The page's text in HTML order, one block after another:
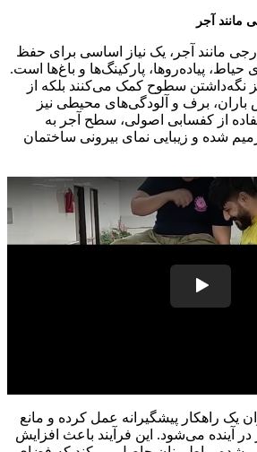
آجر
مانند آجر، یک نیاز اساسی برای حفظ
پیاده‌روها، پارکینگ‌ها و باغ‌ها است.
نگه‌داشتن سطوح کمک می‌کنند بلکه از
برف و آلودگی‌های محیطی نیز
از کفسابی اصولی، سطح آجر به
شده و زیبایی نمای بیرونی ساختمان
یک راهکار پیشگیرانه عمل کرده و مانع
آینده می‌شود. این فرآیند باعث افزایش